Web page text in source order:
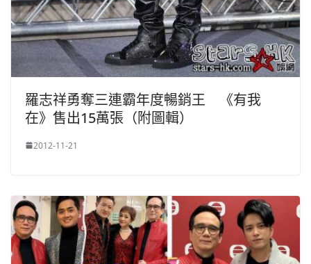
羅志祥勇奪三連霸年度暢銷王 《有我
在》售出15萬張（附圖輯）
2012-11-21